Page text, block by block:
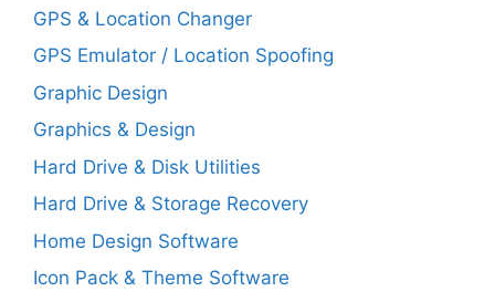
GPS & Location Changer
GPS Emulator / Location Spoofing
Graphic Design
Graphics & Design
Hard Drive & Disk Utilities
Hard Drive & Storage Recovery
Home Design Software
Icon Pack & Theme Software